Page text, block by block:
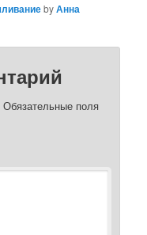
byАнна
Обязательные поля